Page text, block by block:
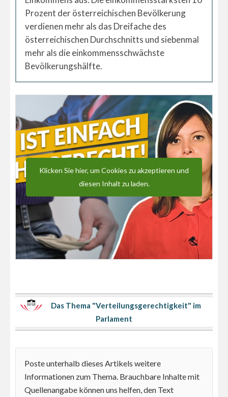
Prozent der österreichischen Bevölkerung
verdienen mehr als das Dreifache des
österreichischen Durchschnitts und siebenmal
mehr als die einkommensschwächste
Bevölkerungshälfte.
Klicken Sie hier, um Cookies zu akzeptieren und
diesen Inhalt zu laden.
Das Thema "Verteilungsgerechtigkeit" im
Parlament
Poste unterhalb dieses Artikels weitere
Informationen zum Thema. Brauchbare Inhalte mit
Quellenangabe können uns helfen, den Text